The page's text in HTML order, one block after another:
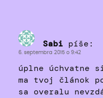
Sabi píše:
6. septembra 2015 o 9:42
úplne úchvatne
ma tvoj článok
sa overalu